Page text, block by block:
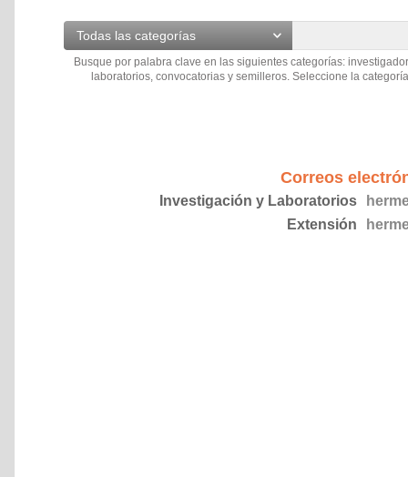
Todas las categorías
Busque por palabra clave en las siguientes categorías:
laboratorios, convocatorias y semilleros. Seleccione la
Correos
Investigación y Laboratorios
Extensión